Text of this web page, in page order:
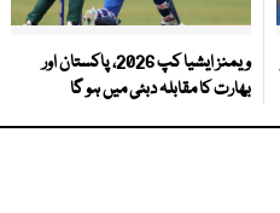
ویمنز ایشیا کپ 2026، پاکستان اور
بھارت کا مقابلہ دبئی میں ہو گا